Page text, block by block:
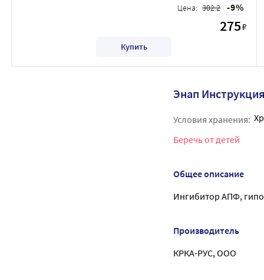
Цена: 302.2 9
275₽
Купить
Энап
Условия хранения:
Беречь от детей
Общее описание
Ингибитор АПФ,
Производитель
КРКА-РУС, ООО